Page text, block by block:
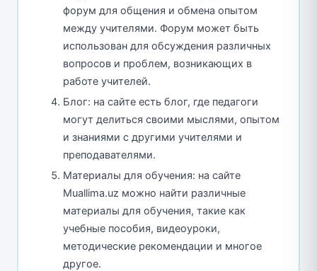
форум для общения и обмена опытом
между учителями. Форум может быть
использован для обсуждения различных
вопросов и проблем, возникающих в
работе учителей.
Блог: на сайте есть блог, где педагоги
могут делиться своими мыслями, опытом
и знаниями с другими учителями и
преподавателями.
Материалы для обучения: на сайте
Muallima.uz можно найти различные
материалы для обучения, такие как
учебные пособия, видеоуроки,
методические рекомендации и многое
другое.